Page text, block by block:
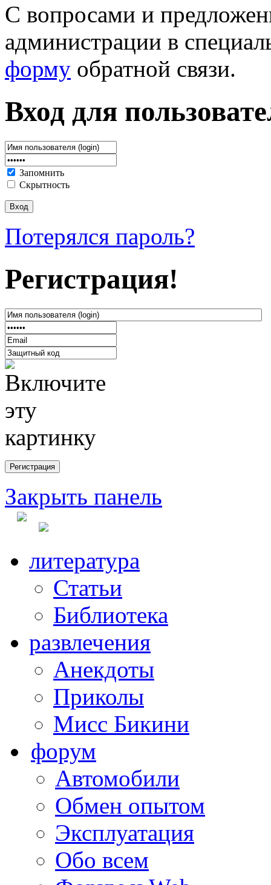
С вопросами и
администрации в
форму обратной связи.
Вход для
Запомнить
Скрытность
Потерялся пароль?
Регистрация!
Закрыть панель
литература
Статьи
Библиотека
развлечения
Анекдоты
Приколы
Мисс Бикини
форум
Автомобили
Обмен опытом
Эксплуатация
Обо всем